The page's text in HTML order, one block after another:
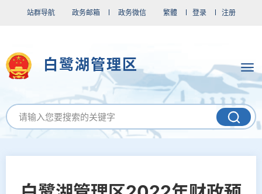
站群导航 政务邮箱 政务微信 繁體 登录 注册
白鹭湖管理区